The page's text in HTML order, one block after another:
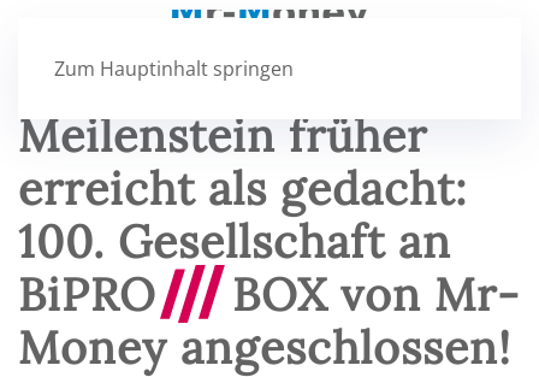
Zum Hauptinhalt springen
Meilenstein früher
erreicht als gedacht:
100. Gesellschaft an
BiPRO/// BOX von Mr-
Money angeschlossen!